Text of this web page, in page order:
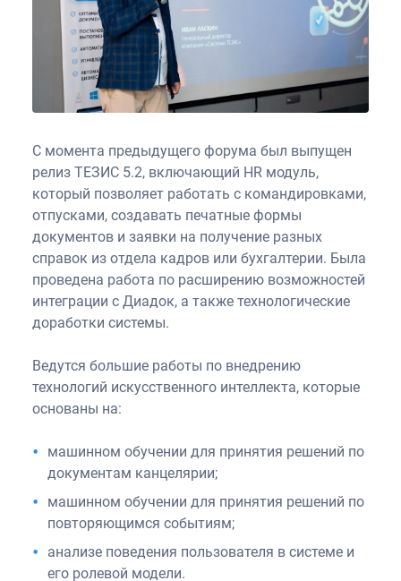
С момента предыдущего форума был выпущен
релиз ТЕЗИС 5.2, включающий HR модуль,
который позволяет работать с командировками,
отпусками, создавать печатные формы
документов и заявки на получение разных
справок из отдела кадров или бухгалтерии. Была
проведена работа по расширению возможностей
интеграции с Диадок, а также технологические
доработки системы.
Ведутся большие работы по внедрению
технологий искусственного интеллекта, которые
основаны на:
машинном обучении для принятия решений по
документам канцелярии;
машинном обучении для принятия решений по
повторяющимся событиям;
анализе поведения пользователя в системе и
его ролевой модели.